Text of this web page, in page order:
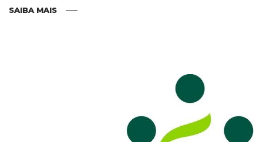
SAIBA MAIS